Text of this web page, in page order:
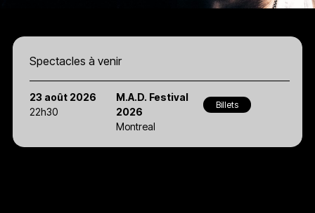
Spectacles à venir
23 août 2026
22h30
M.A.D. Festival
2026
Montreal
Billets